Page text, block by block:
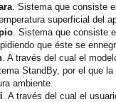
. Sistema que consiste
superficial del
. Sistema que consiste
que éste se
. A través del cual el
StandBy, por el que
ambiente.
. A través del cual el